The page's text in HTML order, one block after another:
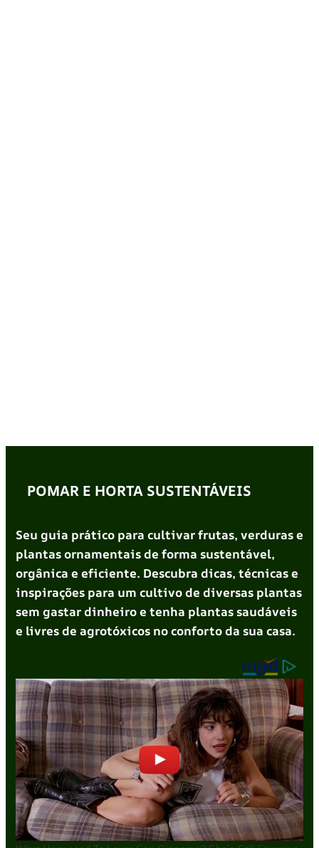
POMAR E HORTA SUSTENTÁVEIS
Seu guia prático para cultivar frutas, verduras e
plantas ornamentais de forma sustentável,
orgânica e eficiente. Descubra dicas, técnicas e
inspirações para um cultivo de diversas plantas
sem gastar dinheiro e tenha plantas saudáveis
e livres de agrotóxicos no conforto da sua casa.